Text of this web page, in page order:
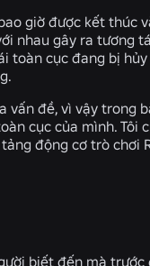
giờ được kết thúc
nhau gây ra tương
cục đang bị
đề, vì vậy trong
cục của mình. Tôi
động cơ trò chơi
biết đến mà